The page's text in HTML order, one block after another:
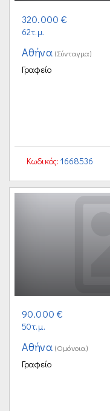
320.000 €
62τ.μ.
Αθήνα (Σύνταγμα)
Γραφείο
Κωδικός: 1668536
90.000 €
50τ.μ.
Αθήνα (Ομόνοια)
Γραφείο